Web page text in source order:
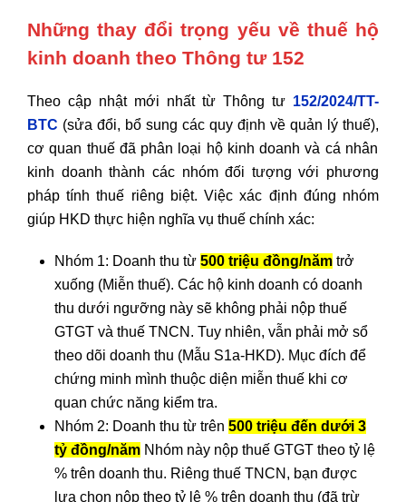
Những thay đổi trọng yếu về thuế hộ
kinh doanh theo Thông tư 152
Theo cập nhật mới nhất từ Thông tư 152/2024/TT-
BTC (sửa đổi, bổ sung các quy định về quản lý thuế),
cơ quan thuế đã phân loại hộ kinh doanh và cá nhân
kinh doanh thành các nhóm đối tượng với phương
pháp tính thuế riêng biệt. Việc xác định đúng nhóm
giúp HKD thực hiện nghĩa vụ thuế chính xác:
Nhóm 1: Doanh thu từ 500 triệu đồng/năm trở
xuống (Miễn thuế). Các hộ kinh doanh có doanh
thu dưới ngưỡng này sẽ không phải nộp thuế
GTGT và thuế TNCN. Tuy nhiên, vẫn phải mở sổ
theo dõi doanh thu (Mẫu S1a-HKD). Mục đích để
chứng minh mình thuộc diện miễn thuế khi cơ
quan chức năng kiểm tra.
Nhóm 2: Doanh thu từ trên 500 triệu đến dưới 3
tỷ đồng/năm Nhóm này nộp thuế GTGT theo tỷ lệ
% trên doanh thu. Riêng thuế TNCN, bạn được
lựa chọn nộp theo tỷ lệ % trên doanh thu (đã trừ